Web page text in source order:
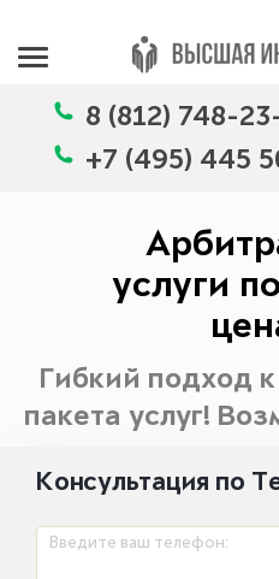
8 (812) 748-
+7 (495) 445
услуги
Гибкий подход
пакета услуг!
Консультация по
Введите ваш телефон: